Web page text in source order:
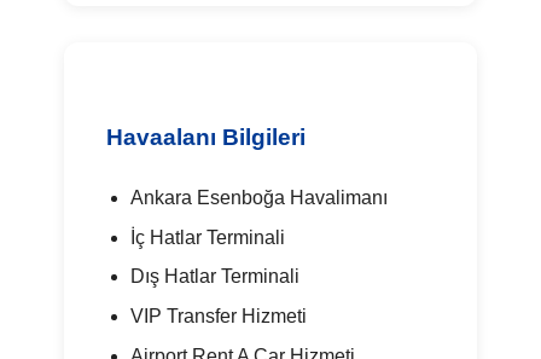
Havaalanı Bilgileri
Ankara Esenboğa Havalimanı
İç Hatlar Terminali
Dış Hatlar Terminali
VIP Transfer Hizmeti